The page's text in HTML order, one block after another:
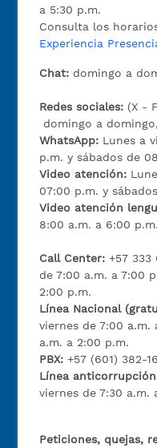
a 5:30 p.m.
Consulta los
Experiencia
Chat: domingo a
Redes sociales: (X -
domingo a
WhatsApp: Lunes a
p.m. y sábados de
Video atención:
07:00 p.m. y
Video atención
8:00 a.m. a 6:00 p.m.
Call Center:+57
de 7:00 a.m. a 7:00
2:00 p.m.
Línea Nacional
viernes de 7:00 a.m.
a.m. a 2:00 p.m.
PBX:+57 (601) 382-
Línea
viernes de 7:30 a.m.
Peticiones, quejas,